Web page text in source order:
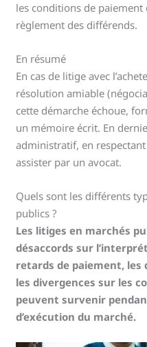
les conditions de paiement
règlement des différends.
En résumé
En cas de litige avec
résolution amiable
cette démarche échoue,
un mémoire écrit. En
administratif, en
assister par un avocat.
Quels sont les différents
publics ?
Les litiges en marchés
désaccords sur
retards de paiement,
les divergences sur les
peuvent survenir
d’exécution du marché.